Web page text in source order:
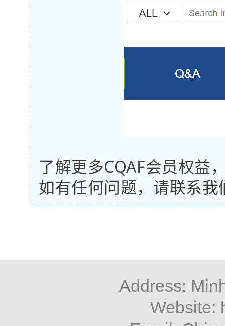
了解更多CQAF会员权益
如有任何问题，请联系
Address:
Website: